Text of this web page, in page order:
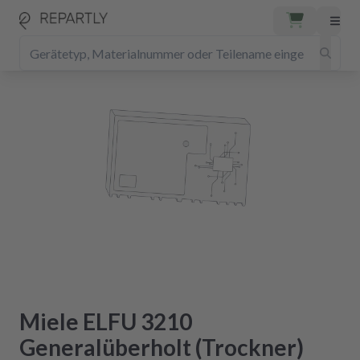
Miele ELFU 3210
Generalüberholt (Trockner)